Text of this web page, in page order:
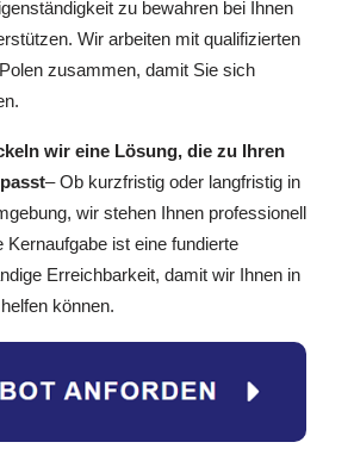
zu bewahren bei Ihnen
Wir arbeiten mit qualifizierten
zusammen, damit Sie sich
wir eine Lösung, die zu Ihren
– Ob kurzfristig oder langfristig in
wir stehen Ihnen professionell
Kernaufgabe ist eine fundierte
Erreichbarkeit, damit wir Ihnen in
können.